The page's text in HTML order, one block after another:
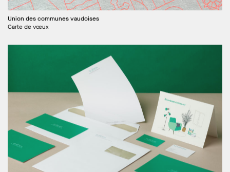
Union des communes vaudoises
Carte de vœux